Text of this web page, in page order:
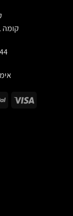
03-5444144 ·
אימייל: